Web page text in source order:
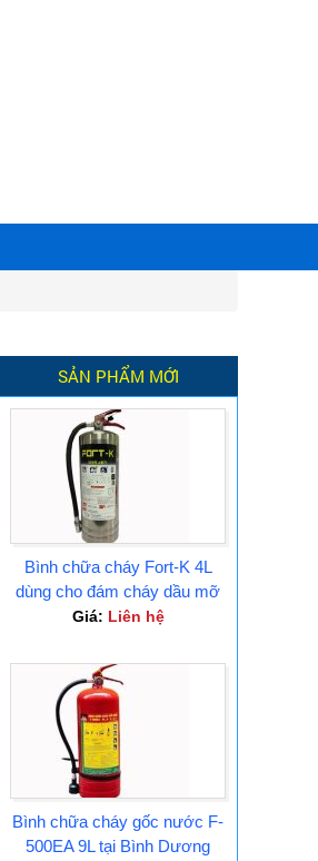
SẢN PHẨM MỚI
Bình chữa cháy Fort-K 4L
dùng cho đám cháy dầu mỡ
Tại Bình Dương
Giá: Liên hệ
Bình chữa cháy gốc nước F-
500EA 9L tại Bình Dương